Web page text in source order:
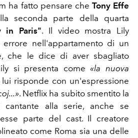
ha fatto pensare che Tony Effe
seconda parte della quarta
in Paris". Il video mostra Lily
nell'appartamento di un
che le dice di aver sbagliato
si presenta come «la nuova
lui risponde con un'espressione
. Netflix ha subito smentito la
cantante alla serie, anche se
parte del cast. Il creatore
come Roma sia una delle